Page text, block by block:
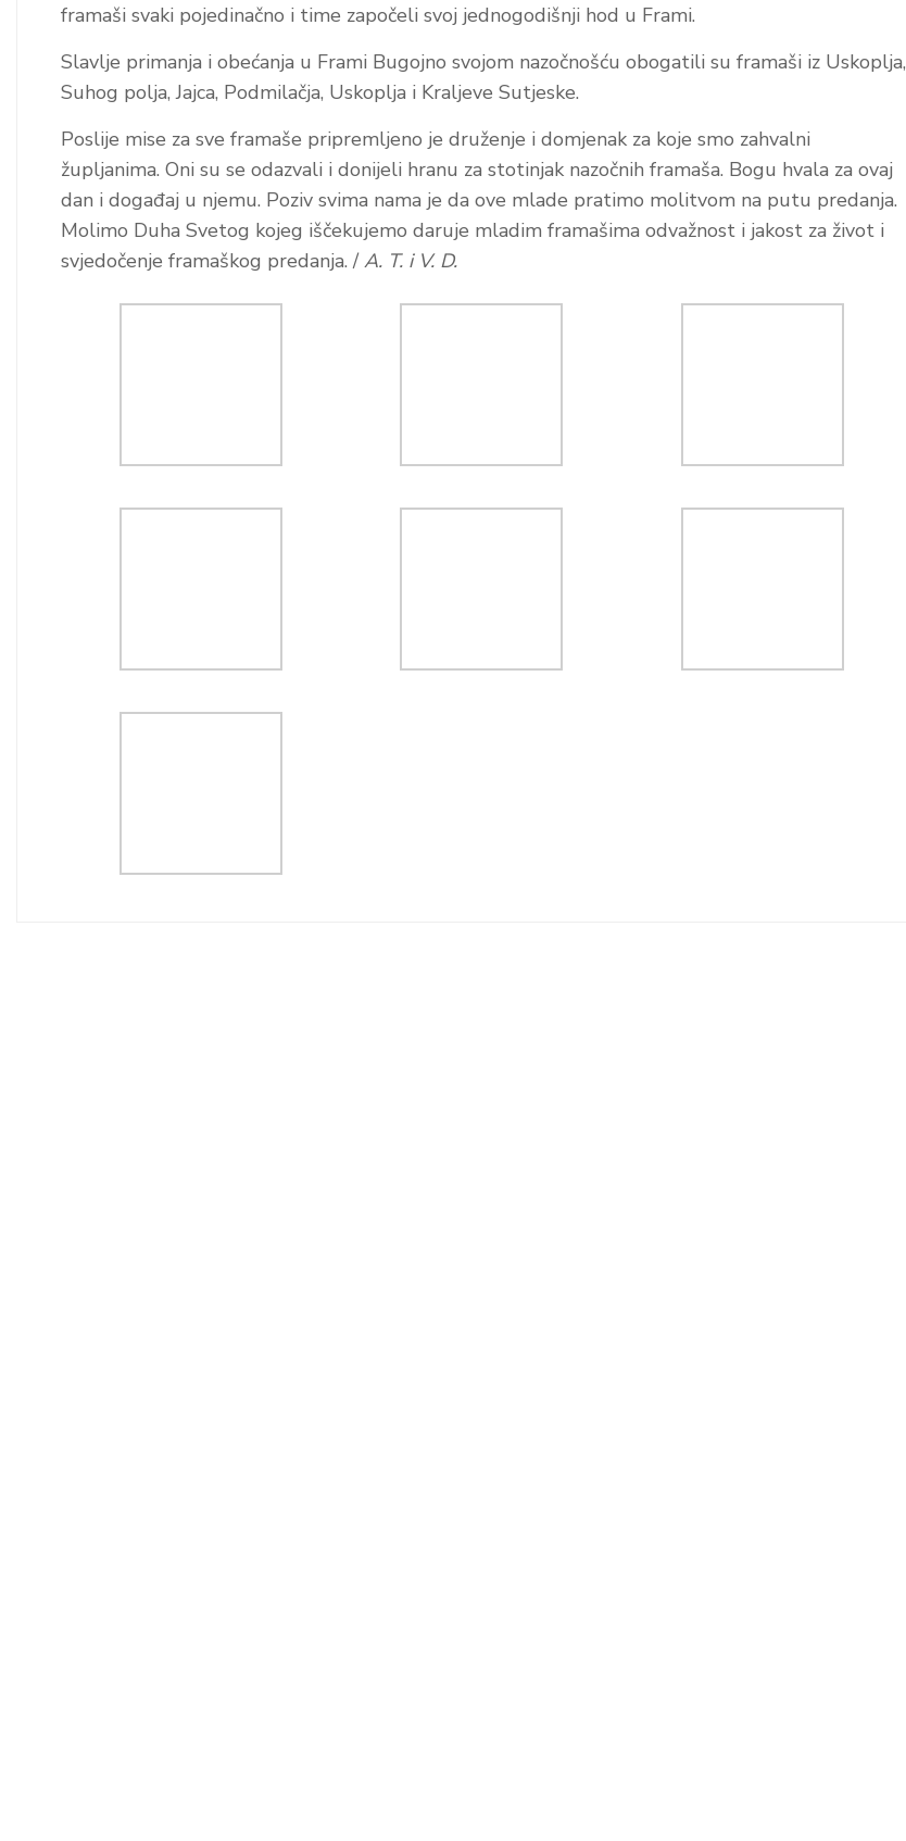
framaši svaki pojedinačno i time započeli svoj jednogodišnji hod u Frami.
Slavlje primanja i obećanja u Frami Bugojno svojom nazočnošću obogatili su framaši iz Uskoplja,
Suhog polja, Jajca, Podmilačja, Uskoplja i Kraljeve Sutjeske.
Poslije mise za sve framaše pripremljeno je druženje i domjenak za koje smo zahvalni
župljanima. Oni su se odazvali i donijeli hranu za stotinjak nazočnih framaša. Bogu hvala za ovaj
dan i događaj u njemu. Poziv svima nama je da ove mlade pratimo molitvom na putu predanja.
Molimo Duha Svetog kojeg iščekujemo daruje mladim framašima odvažnost i jakost za život i
svjedočenje framaškog predanja. /A. T. i V. D.